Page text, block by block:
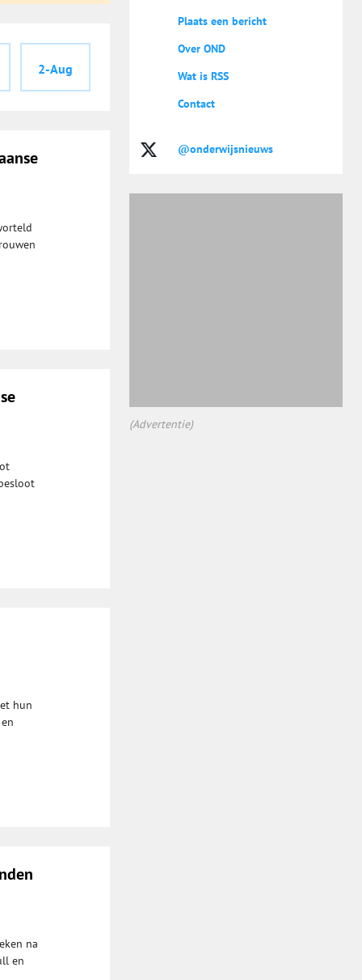
2-Aug
hun
na
en
Plaats een bericht
Over OND
Wat is RSS
Contact
@onderwijsnieuws
(Advertentie)